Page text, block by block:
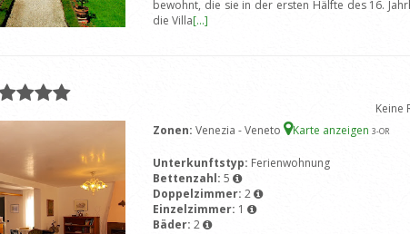
bewohnt, die sie in der ersten Hälfte des 16.
die Villa[...]
Keine
Zonen: Venezia - Veneto Karte anzeigen 3-OR
Unterkunftstyp: Ferienwohnung
Bettenzahl: 5
Doppelzimmer: 2
Einzelzimmer: 1
Bäder: 2